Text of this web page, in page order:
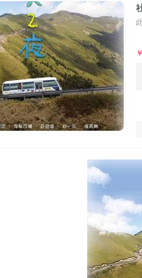
￥